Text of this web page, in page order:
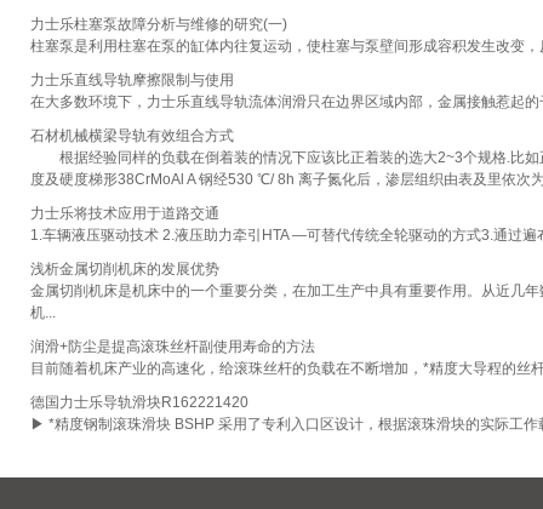
力士乐柱塞泵故障分析与维修的研究(一)
柱塞泵是利用柱塞在泵的缸体内往复运动，使柱塞与泵壁间形成容积发生改变
力士乐直线导轨摩擦限制与使用
在大多数环境下，力士乐直线导轨流体润滑只在边界区域内部，金属接触惹起
石材机械横梁导轨有效组合方式
根据经验同样的负载在倒着装的情况下应该比正着装的选大2~3个规格.比如
度及硬度梯形38CrMoAl A 钢经530 ℃/ 8h 离子氮化后，渗层组织由表及里依次
力士乐将技术应用于道路交通
1.车辆液压驱动技术 2.液压助力牵引HTA —可替代传统全轮驱动的方式3.通过
浅析金属切削机床的发展优势
金属切削机床是机床中的一个重要分类，在加工生产中具有重要作用。从近几
机...
润滑+防尘是提高滚珠丝杆副使用寿命的方法
目前随着机床产业的高速化，给滚珠丝杆的负载在不断增加，*精度大导程的
德国力士乐导轨滑块R162221420
▶ *精度钢制滚珠滑块 BSHP 采用了专利入口区设计，根据滚珠滑块的实际工